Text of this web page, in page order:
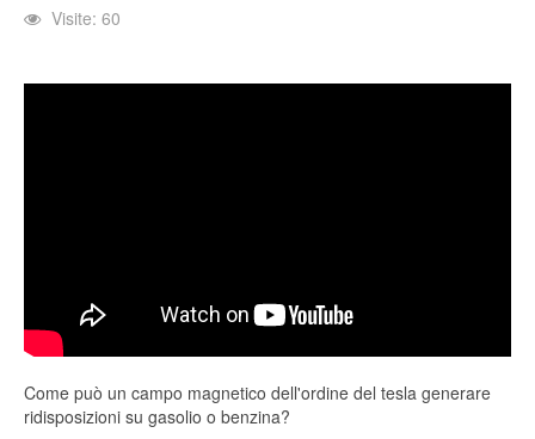
Visite: 60
Come può un campo magnetico dell'ordine del tesla generare
ridisposizioni su gasolio o benzina?